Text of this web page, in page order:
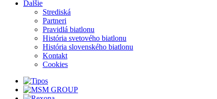
Ďalšie
Strediská
Partneri
Pravidlá biatlonu
História svetového biatlonu
História slovenského biatlonu
Kontakt
Cookies